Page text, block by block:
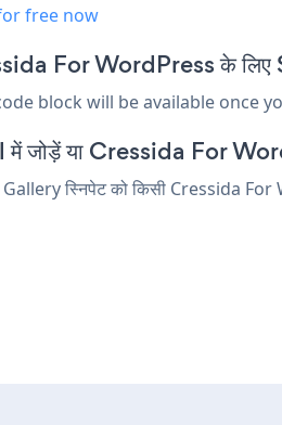
free now
For WordPress के लिए
block will be available once
जोड़ें या Cressida For
स्निपेट को किसी Cressida For